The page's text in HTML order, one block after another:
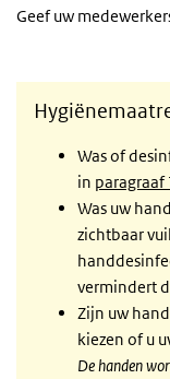
Geef uw
Was of
in paragraaf
Was uw
zichtbaar
vermindert
Zijn uw
kiezen of u
De handen